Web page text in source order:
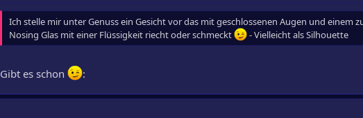
Ich stelle mir unter Genuss ein Gesicht vor das mit geschlossenen Augen und einem
Nosing Glas mit einer Flüssigkeit riecht oder schmeckt
- Vielleicht als Silhouette
Gibt es schon :